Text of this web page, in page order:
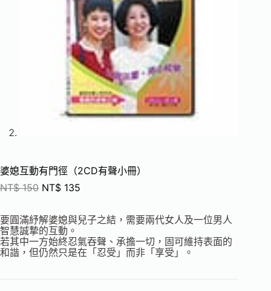
婆媳互動有門徑（2CD有聲小冊）
NT$150 NT$ 135
要圓滿紓解婆媳與兒子之結，需要兩代女人及一位男人
智慧誠摯的互動。
若其中一方始終忍氣吞聲、承擔一切，固可維持表面的
和諧，但仍然只是在「忍受」而非「享受」。